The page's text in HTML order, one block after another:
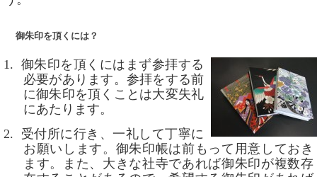
御朱印を頂くには？
1. 御朱印を頂くにはまず参拝する
必要があります。参拝をする前
に御朱印を頂くことは大変失礼
にあたります。
2.
受付所に行き、一礼して丁寧に
お願いします。御朱印帳は前もって用意しておき
ます。また、大きな社寺であれば御朱印が複数存